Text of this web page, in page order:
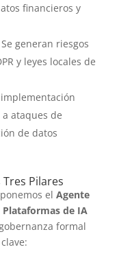
financieros y
Se generan riesgos
y leyes locales de
implementación
ataques de
de datos
Tres Pilares
el Agente
Plataformas de IA
formal